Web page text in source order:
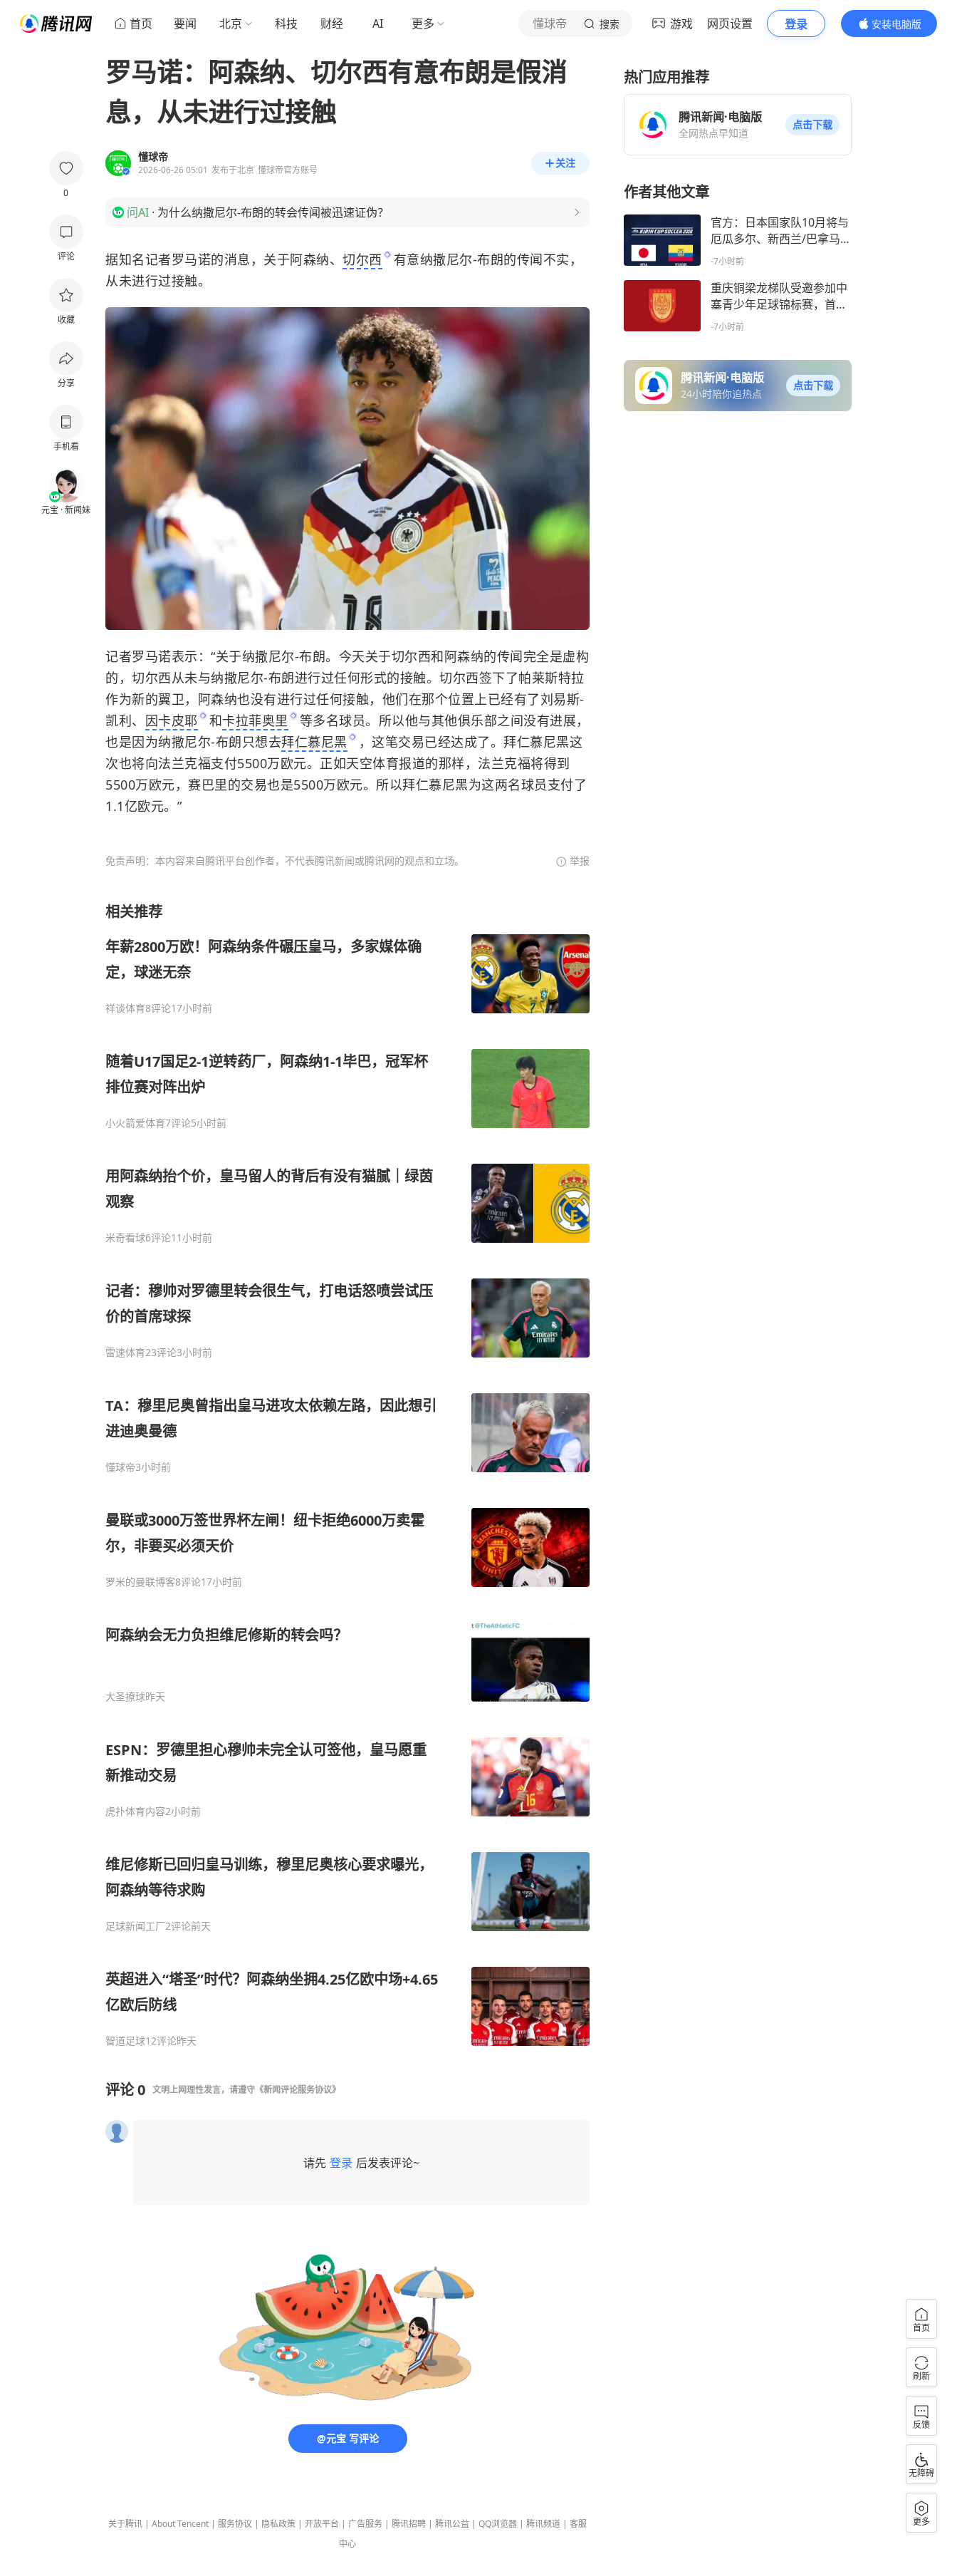
首页 要闻 北京 科技 财经 AI 更多 懂球帝 搜索 游戏 网页设置 登录
安装电脑版
内容更精彩
0
评论
收藏
分享
手机看
元宝 · 新闻妹
罗马诺：阿森纳、切尔西有意布朗是假消
息，从未进行过接触
懂球帝
2026-06-26 05:01 发布于北京 懂球帝官方账号
关注
问AI · 为什么纳撒尼尔-布朗的转会传闻被迅速证伪？
据知名记者罗马诺的消息，关于阿森纳、 切尔西
有意纳撒尼尔-布朗的传闻不实，
从未进行过接触。
记者罗马诺表示：“关于纳撒尼尔-布朗。今天关于切尔西和阿森纳的传闻完全是虚构
的，切尔西从未与纳撒尼尔-布朗进行过任何形式的接触。切尔西签下了帕莱斯特拉
作为新的翼卫，阿森纳也没有进行过任何接触，他们在那个位置上已经有了刘易斯-
凯利、 因卡皮耶 和卡拉菲奥里
等多名球员。所以他与其他俱乐部之间没有进展，
也是因为纳撒尼尔-布朗只想去拜仁慕尼黑
，这笔交易已经达成了。拜仁慕尼黑这
次也将向法兰克福支付5500万欧元。正如天空体育报道的那样，法兰克福将得到
5500万欧元，赛巴里的交易也是5500万欧元。所以拜仁慕尼黑为这两名球员支付了
1.1亿欧元。”
免责声明：本内容来自腾讯平台创作者，不代表腾讯新闻或腾讯网的观点和立场。 举报
相关推荐
年薪2800万欧！阿森纳条件碾压皇马，多家媒体确
定，球迷无奈
祥谈体育8评论17小时前
随着U17国足2-1逆转药厂，阿森纳1-1毕巴，冠军杯
排位赛对阵出炉
小火箭爱体育7评论5小时前
用阿森纳抬个价，皇马留人的背后有没有猫腻｜绿茵
观察
米奇看球6评论11小时前
记者：穆帅对罗德里转会很生气，打电话怒喷尝试压
价的首席球探
雷速体育23评论3小时前
TA：穆里尼奥曾指出皇马进攻太依赖左路，因此想引
进迪奥曼德
懂球帝3小时前
曼联或3000万签世界杯左闸！纽卡拒绝6000万卖霍
尔，非要买必须天价
罗米的曼联博客8评论17小时前
阿森纳会无力负担维尼修斯的转会吗？
大圣撩球昨天
ESPN：罗德里担心穆帅未完全认可签他，皇马愿重
新推动交易
虎扑体育内容2小时前
维尼修斯已回归皇马训练，穆里尼奥核心要求曝光，
阿森纳等待求购
足球新闻工厂2评论前天
英超进入“塔圣”时代？阿森纳坐拥4.25亿欧中场+4.65
亿欧后防线
智道足球12评论昨天
评论0 文明上网理性发言，请遵守 《新闻评论服务协议》
请先 登录 后发表评论~
@元宝 写评论
关于腾讯 | About Tencent | 服务协议 | 隐私政策 | 开放平台 | 广告服务 | 腾讯招聘 | 腾讯公益 | QQ浏览器 | 腾讯频道 | 客服
中心
热门应用推荐
腾讯新闻·电脑版
全网热点早知道
点击下载
作者其他文章
官方：日本国家队10月将与
厄瓜多尔、新西兰/巴拿马交
手
-7小时前
重庆铜梁龙梯队受邀参加中
塞青少年足球锦标赛，首战
6-0取胜
-7小时前
腾讯新闻·电脑版
24小时陪你追热点
点击下载
首页
刷新
反馈
无障碍
更多